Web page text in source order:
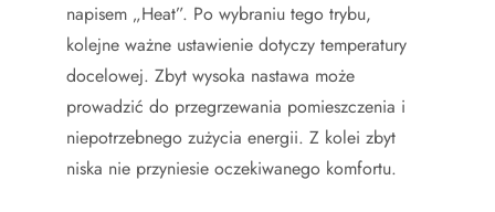
napisem „Heat”. Po wybraniu tego trybu,
kolejne ważne ustawienie dotyczy temperatury
docelowej. Zbyt wysoka nastawa może
prowadzić do przegrzewania pomieszczenia i
niepotrzebnego zużycia energii. Z kolei zbyt
niska nie przyniesie oczekiwanego komfortu.